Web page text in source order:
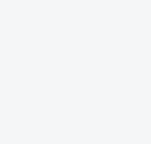
les distributeurs automatiques de
Une question, un
💬 Réagir à cet article Transcash :